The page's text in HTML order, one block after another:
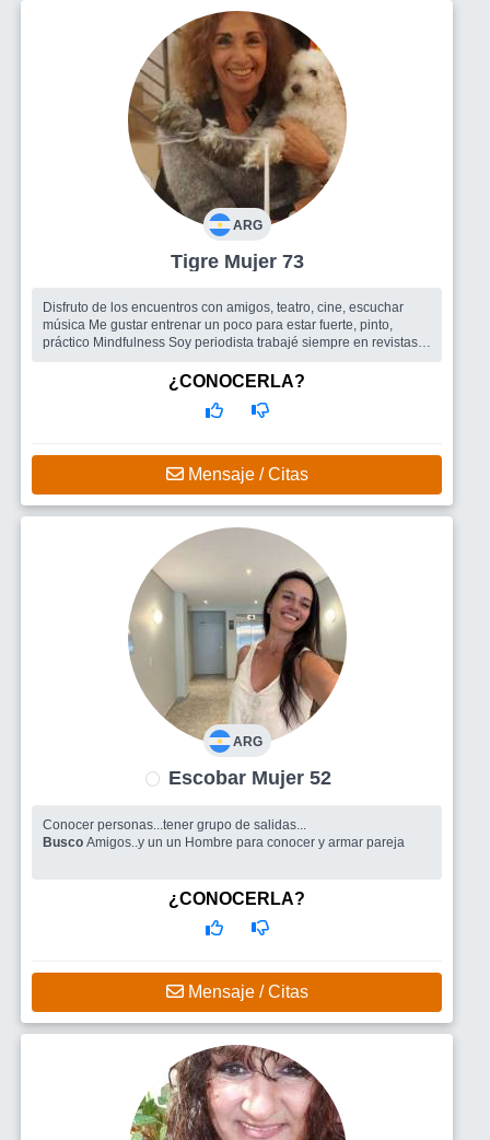
ARG
Tigre Mujer 73
Disfruto de los encuentros con amigos, teatro, cine, escuchar
música Me gustar entrenar un poco para estar fuerte, pinto,
práctico Mindfulness Soy periodista trabajé siempre en revistas
Amigos para salir , un hombre
¿CONOCERLA?
Mensaje / Citas
ARG
Escobar Mujer 52
Conocer personas...tener grupo de salidas...
Busco Amigos..y un un Hombre para conocer y armar pareja
¿CONOCERLA?
Mensaje / Citas